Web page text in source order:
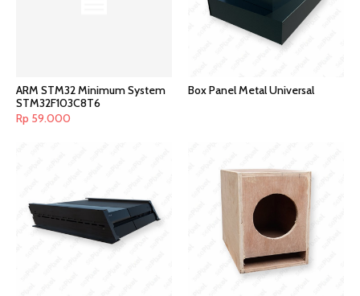
ARM STM32 Minimum System
STM32F103C8T6
Rp 59.000
Box Panel Metal Universal